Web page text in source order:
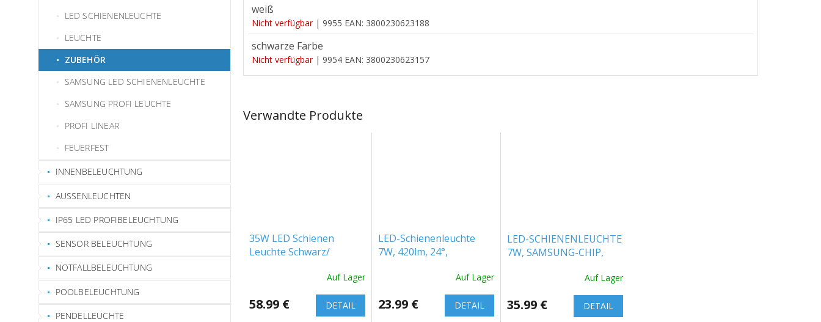
LED SCHIENENLEUCHTE
LEUCHTE
ZUBEHÖR
SAMSUNG LED SCHIENENLEUCHTE
SAMSUNG PROFI LEUCHTE
PROFI LINEAR
FEUERFEST
INNENBELEUCHTUNG
AUSSENLEUCHTEN
IP65 LED PROFIBELEUCHTUNG
SENSOR BELEUCHTUNG
NOTFALLBELEUCHTUNG
POOLBELEUCHTUNG
PENDELLEUCHTE
Verwandte Produkte
35W LED Schienen
Leuchte Schwarz/
Auf Lager
58.99 € DETAIL
LED-Schienenleuchte
7W, 420lm, 24°,
Auf Lager
23.99 € DETAIL
LED-SCHIENENLEUCHTE
7W, SAMSUNG-CHIP,
Auf Lager
35.99 € DETAIL
weiß
Nicht verfügbar | 9955 EAN: 3800230623188
schwarze Farbe
Nicht verfügbar | 9954 EAN: 3800230623157